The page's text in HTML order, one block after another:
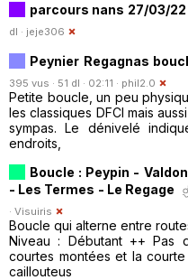
parcours nans 27/03/22
dl · jeje306
Peynier Regagnas
395 vus · 51 dl · 02:11 · phil2.0
Petite boucle, un peu
les classiques DFCI mais
sympas. Le dénivelé
endroits,
Boucle : Peypin -
- Les Termes - Le Regage
· Visuiris
Boucle qui alterne entre
Niveau : Débutant ++ Pas
courtes montées et la
caillouteus